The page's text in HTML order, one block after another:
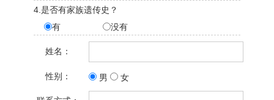
4.是否有家族遗传史？
有
没有
姓名：
性别： 男 女